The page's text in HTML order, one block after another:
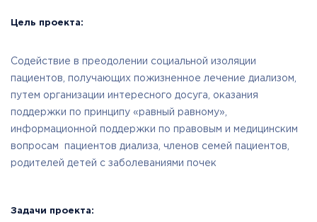
Цель проекта:
Содействие в преодолении социальной изоляции
пациентов, получающих пожизненное лечение диализом,
путем организации интересного досуга, оказания
поддержки по принципу «равный равному»,
информационной поддержки по правовым и медицинским
вопросам пациентов диализа, членов семей пациентов,
родителей детей с заболеваниями почек
Задачи проекта: